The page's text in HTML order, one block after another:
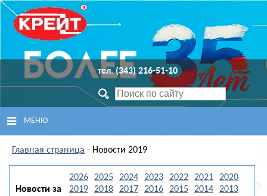
тел. (343) 216-51-10
МЕНЮ
ГЛАВНАЯ
Главная страница - Новости 2019
Новости за
2026 2025 2024 2023 2022 2021
2020
2019
2018 2017 2016 2015 2014
2013